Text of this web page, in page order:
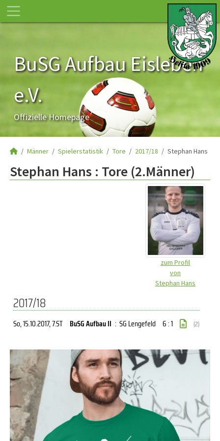
BuSG Aufbau Eisleben
e.V.
Offizielle Homepage
Männer Spielerstatistik Tore 2017/18 Stephan Hans
Stephan Hans : Tore (2.Männer)
zum Profil
von
Stephan Hans
2017/18
So, 15.10.2017, 7.ST BuSG Aufbau II : SG Lengefeld 6 : 1 (2)